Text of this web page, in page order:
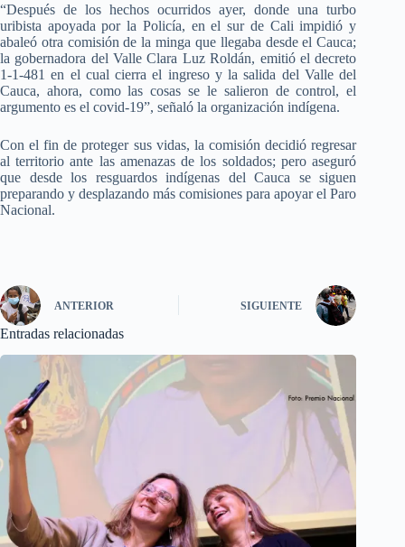
“Después de los hechos ocurridos ayer, donde una turbo
uribista apoyada por la Policía, en el sur de Cali impidió y
abaleó otra comisión de la minga que llegaba desde el Cauca;
la gobernadora del Valle Clara Luz Roldán, emitió el decreto
1-1-481 en el cual cierra el ingreso y la salida del Valle del
Cauca, ahora, como las cosas se le salieron de control, el
argumento es el covid-19”, señaló la organización indígena.
Con el fin de proteger sus vidas, la comisión decidió regresar
al territorio ante las amenazas de los soldados; pero aseguró
que desde los resguardos indígenas del Cauca se siguen
preparando y desplazando más comisiones para apoyar el Paro
Nacional.
ANTERIOR SIGUIENTE
Entradas relacionadas